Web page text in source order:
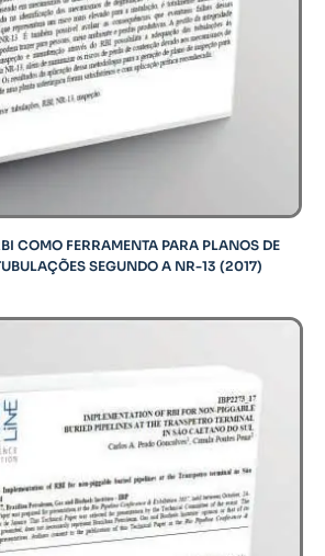
COMO FERRAMENTA PARA PLANOS DE
SEGUNDO A NR-13 (2017)